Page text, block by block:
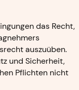
das Recht,
auszuüben.
und Sicherheit,
Pflichten nicht